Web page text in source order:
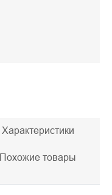
Характеристики
Похожие товары